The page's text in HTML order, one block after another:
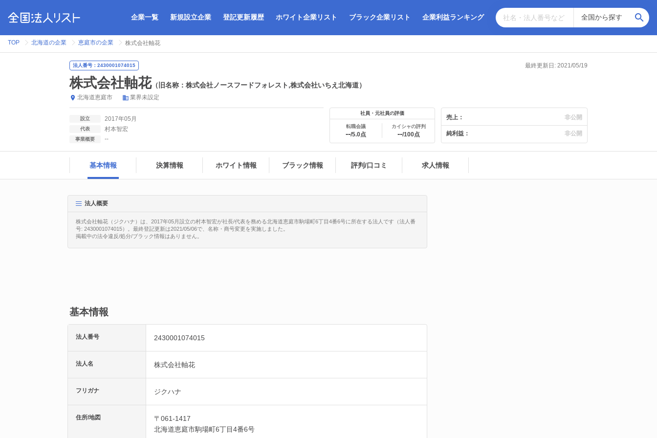
企業一覧 新規設立企業 登記更新履歴 ホワイト企業リスト ブラック企業リスト 企業利益ランキング
TOP 北海道の企業 恵庭市の企業 株式会社軸花
法人番号：2430001074015 最終更新日: 2021/05/19
株式会社軸花（旧名称：株式会社ノースフードフォレスト,株式会社いちえ北海道）
北海道恵庭市 業界未設定
設立 2017年05月
代表 村本智宏
事業概要 --
社員・元社員の評価
転職会議
--/5.0点
カイシャの評判
--/100点
売上： 非公開
純利益： 非公開
基本情報 決算情報 ホワイト情報 ブラック情報 評判/口コミ 求人情報
法人概要
株式会社軸花（ジクハナ）は、2017年05月設立の村本智宏が社長/代表を務める北海道恵庭市駒場町6丁目4番6号に所在する法人です（法人番
号: 2430001074015）。最終登記更新は2021/05/06で、名称・商号変更を実施しました。
掲載中の法令違反/処分/ブラック情報はありません。
基本情報
法人番号 2430001074015
法人名 株式会社軸花
フリガナ ジクハナ
住所/地図
〒061-1417
北海道恵庭市駒場町6丁目4番6号